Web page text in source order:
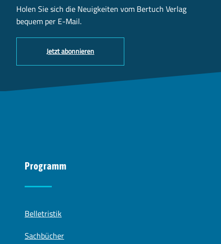
Holen Sie sich die Neuigkeiten vom Bertuch Verlag
bequem per E-Mail.
Jetzt abonnieren
Programm
Belletristik
Sachbücher